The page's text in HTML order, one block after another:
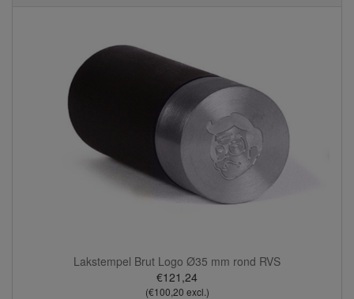
Lakstempel Brut Logo Ø35 mm rond RVS
€121,24
(€100,20 excl.)